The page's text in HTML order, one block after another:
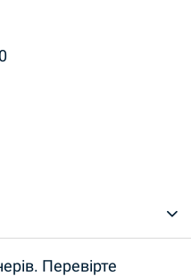
Перевірте